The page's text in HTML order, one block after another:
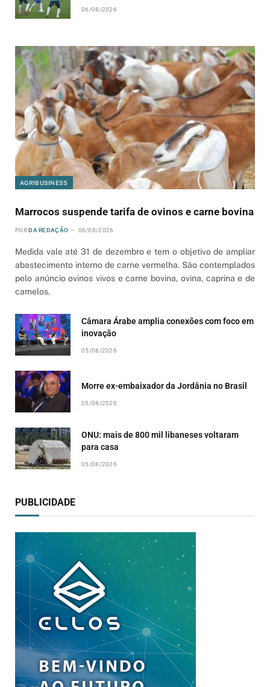
06/08/2026
AGRIBUSINESS
Marrocos suspende tarifa de ovinos e carne bovina
POR DA REDAÇÃO 06/08/2026
Medida vale até 31 de dezembro e tem o objetivo de ampliar
abastecimento interno de carne vermelha. São contemplados
pelo anúncio ovinos vivos e carne bovina, ovina, caprina e de
camelos.
Câmara Árabe amplia conexões com foco em
inovação
05/08/2026
Morre ex-embaixador da Jordânia no Brasil
05/08/2026
ONU: mais de 800 mil libaneses voltaram
para casa
05/08/2026
PUBLICIDADE